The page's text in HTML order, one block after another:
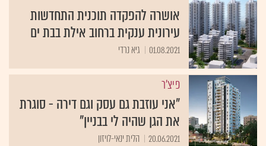
אושרה להפקדה תוכנית התחדשות
עירונית ענקית ברחוב אילת בבת ים
01.08.2021 גיא נרדי
פיצ'ר
”אני עוזבת גם עסק וגם דירה - סוגרת
את הגן שהיה לי בבניין"
20.06.2021 הלית ינאי-לויזון